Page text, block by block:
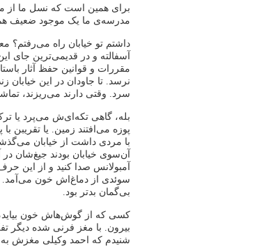
برای همین است که نسل ما از
مدرسه‌ی ما یک موجود ضعیف هم
داشتم تو خیابان راه
آسفالته و در قدیمی‌ترین جای
مقررات و قوانین حفظ آثار
نرسد. تا جاودان در این
سرد. وقتی دارند می‌ریزند،
بله، گاهی تکه‌ای‌ش می‌پرد یا
پوزه می‌افتند زمین. یا تقریبن
با مردی داشت از خیابان
آن‌سوی خیابان بودند جیغ‌شان
آمبولانس صدا کنید و از این
سوئدی از دماغ‌اش خون
بی‌گمان بدتر بود.
کسی که از گوش‌هاش خون بیاید،
بیرون. با مغز فرنی شده دیگر
شنیدم که احمد وکیلی مغزش به